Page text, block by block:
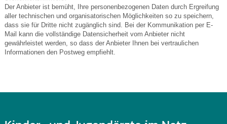
Der Anbieter ist bemüht, Ihre personenbezogenen Daten durch Ergreifung
aller technischen und organisatorischen Möglichkeiten so zu speichern,
dass sie für Dritte nicht zugänglich sind. Bei der Kommunikation per E-
Mail kann die vollständige Datensicherheit vom Anbieter nicht
gewährleistet werden, so dass der Anbieter Ihnen bei vertraulichen
Informationen den Postweg empfiehlt.